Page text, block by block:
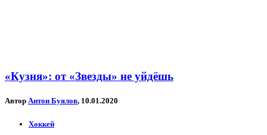
«Кузня»: от «Звезды» не уйдёшь
Автор Антон Буялов, 10.01.2020
Хоккей